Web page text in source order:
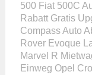
500 Fiat 500C
Rabatt Gratis
Compass Auto
Rover Evoque
Marvel R
Einweg Opel